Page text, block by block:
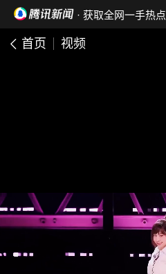
· 获取全网一手热点
首页 视频